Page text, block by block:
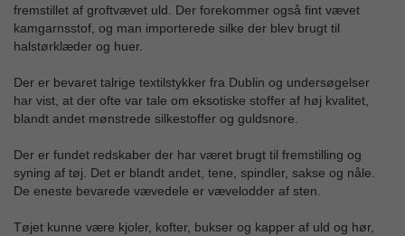
fremstillet af groftvævet uld. Der forekommer også fint vævet
kamgarnsstof, og man importerede silke der blev brugt til
halstørklæder og huer.
Der er bevaret talrige textilstykker fra Dublin og undersøgelser
har vist, at der ofte var tale om eksotiske stoffer af høj kvalitet,
blandt andet mønstrede silkestoffer og guldsnore.
Der er fundet redskaber der har været brugt til fremstilling og
syning af tøj. Det er blandt andet, tene, spindler, sakse og nåle.
De eneste bevarede vævedele er vævelodder af sten.
Tøjet kunne være kjoler, kofter, bukser og kapper af uld og hør,